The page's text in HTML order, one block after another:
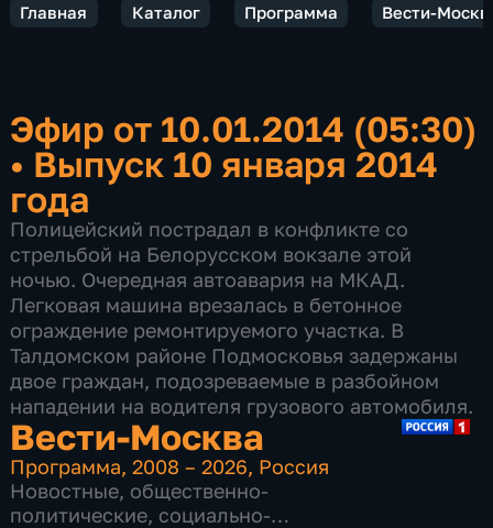
Главная Каталог Программа Вести-
Эфир от 10.01.2014 (05:30)
• Выпуск 10 января 2014
года
Полицейский пострадал в конфликте со
стрельбой на Белорусском вокзале этой
ночью. Очередная автоавария на МКАД.
Легковая машина врезалась в бетонное
ограждение ремонтируемого участка. В
Талдомском районе Подмосковья задержаны
двое граждан, подозреваемые в разбойном
нападении на водителя грузового автомобиля.
Вести-Москва
Программа,2008 – 2026, Россия
Новостные, общественно-
политические, социально-